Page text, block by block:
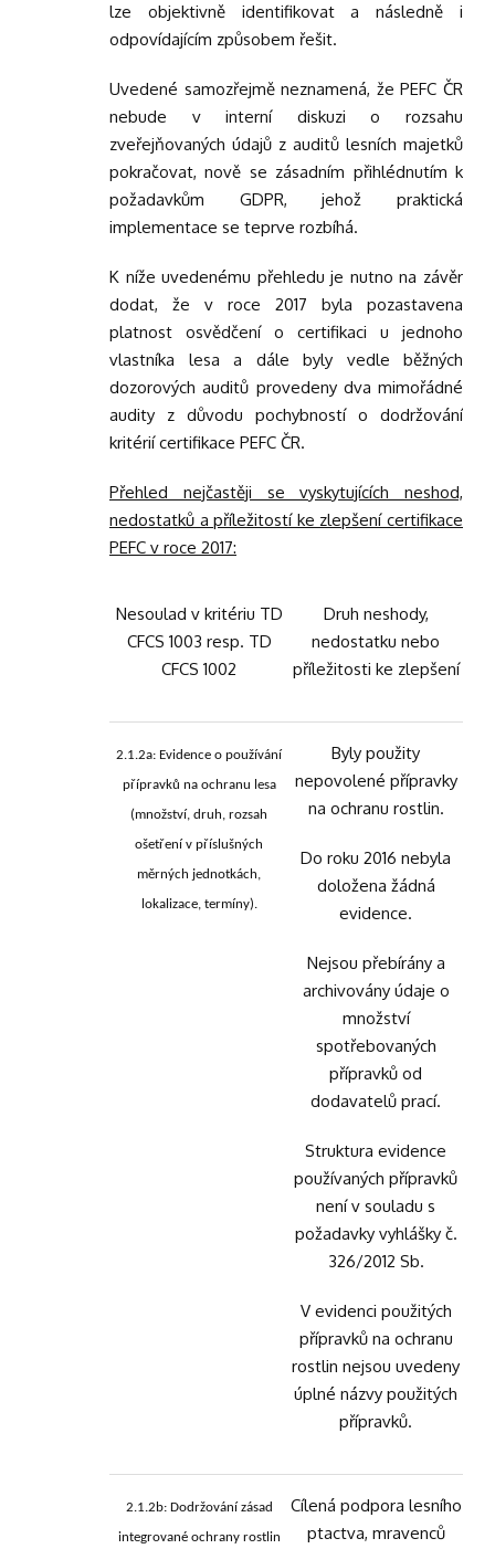
lze objektivně identifikovat a následně i
odpovídajícím způsobem řešit.
Uvedené samozřejmě neznamená, že PEFC ČR
nebude v interní diskuzi o rozsahu
zveřejňovaných údajů z auditů lesních majetků
pokračovat, nově se zásadním přihlédnutím k
požadavkům GDPR, jehož praktická
implementace se teprve rozbíhá.
K níže uvedenému přehledu je nutno na závěr
dodat, že v roce 2017 byla pozastavena
platnost osvědčení o certifikaci u jednoho
vlastníka lesa a dále byly vedle běžných
dozorových auditů provedeny dva mimořádné
audity z důvodu pochybností o dodržování
kritérií certifikace PEFC ČR.
Přehled nejčastěji se vyskytujících neshod,
nedostatků a příležitostí ke zlepšení certifikace
PEFC v roce 2017:
Nesoulad v kritériu TD
CFCS 1003 resp. TD
CFCS 1002
Druh neshody,
nedostatku nebo
příležitosti ke zlepšení
2.1.2a: Evidence o používání
přípravků na ochranu lesa
(množství, druh, rozsah
ošetření v příslušných
měrných jednotkách,
lokalizace, termíny).
Byly použity
nepovolené přípravky
na ochranu rostlin.
Do roku 2016 nebyla
doložena žádná
evidence.
Nejsou přebírány a
archivovány údaje o
množství
spotřebovaných
přípravků od
dodavatelů prací.
Struktura evidence
používaných přípravků
není v souladu s
požadavky vyhlášky č.
326/2012 Sb.
V evidenci použitých
přípravků na ochranu
rostlin nejsou uvedeny
úplné názvy použitých
přípravků.
2.1.2b: Dodržování zásad
integrované ochrany rostlin
Cílená podpora lesního
ptactva, mravenců